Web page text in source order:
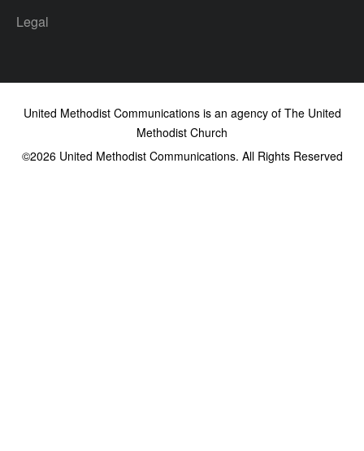
Legal
United Methodist Communications is an agency of The United
Methodist Church
©2026United Methodist Communications. All Rights Reserved